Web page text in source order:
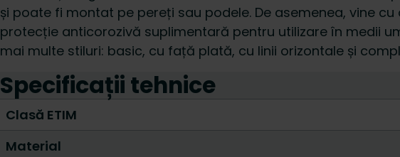
și poate fi montat pe pereți sau podele. De asemenea, vine
protecție anticorozivă suplimentară pentru utilizare în medii
mai multe stiluri: basic, cu față plată, cu linii orizontale și
Specificații tehnice
Clasă ETIM
Material